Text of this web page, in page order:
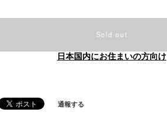
Sold out
日本国内にお住まいの方向け
通報する